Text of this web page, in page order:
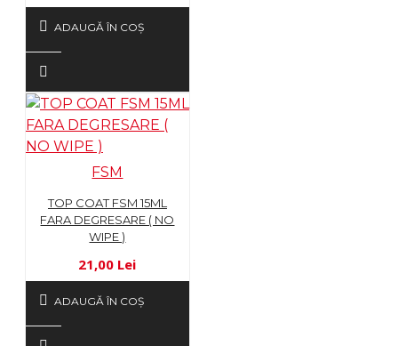
ADAUGĂ ÎN COŞ
FSM
TOP COAT FSM 15ML
FARA DEGRESARE ( NO
WIPE )
21,00 Lei
ADAUGĂ ÎN COŞ